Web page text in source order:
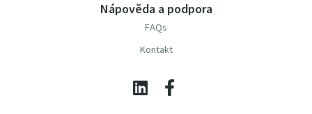
Nápověda a podpora
FAQs
Kontakt